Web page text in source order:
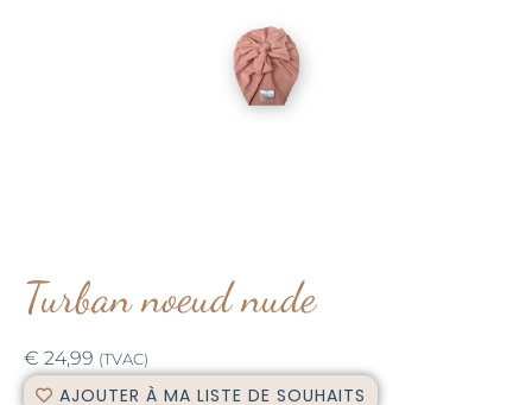
Turban noeud nude
€ 24,99 (TVAC)
AJOUTER À MA LISTE DE SOUHAITS